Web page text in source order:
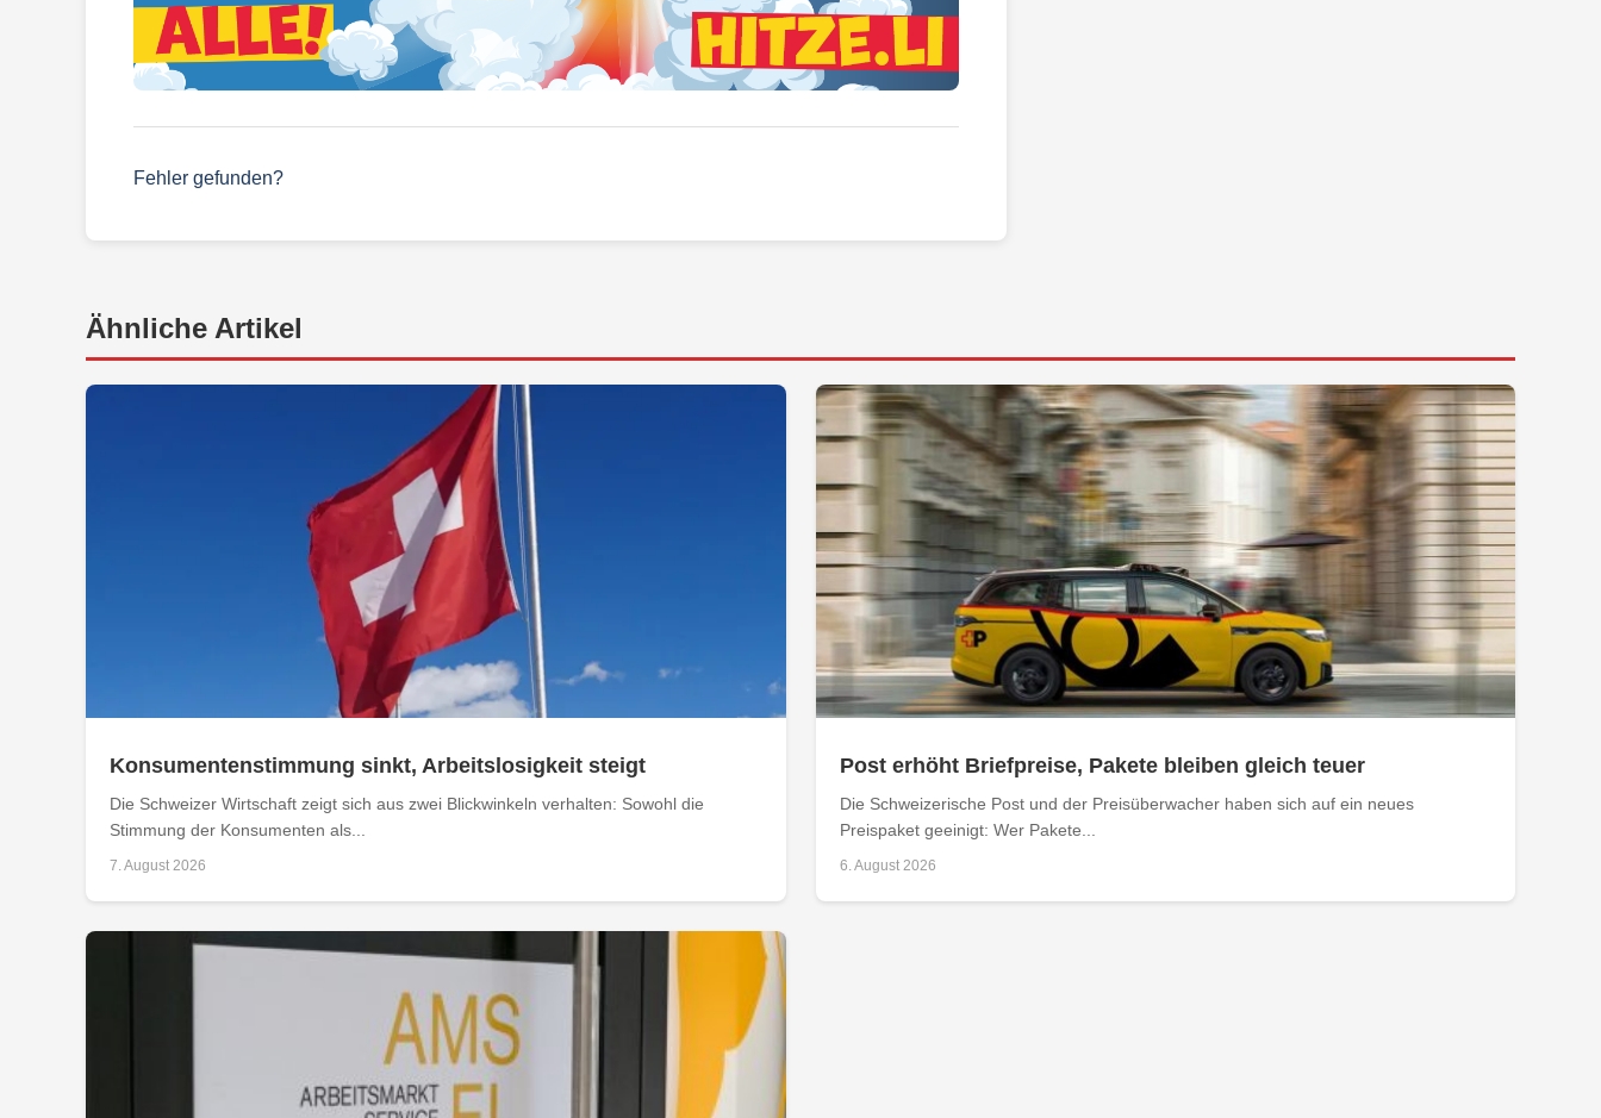
Fehler gefunden?
Ähnliche Artikel
Konsumentenstimmung sinkt, Arbeitslosigkeit steigt
Die Schweizer Wirtschaft zeigt sich aus zwei Blickwinkeln verhalten: Sowohl die
Stimmung der Konsumenten als...
7. August 2026
Post erhöht Briefpreise, Pakete bleiben gleich teuer
Die Schweizerische Post und der Preisüberwacher haben sich auf ein neues
Preispaket geeinigt: Wer Pakete...
6. August 2026